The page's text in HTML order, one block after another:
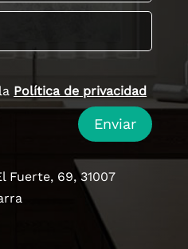
Política de privacidad
Enviar
Fuerte, 69, 31007